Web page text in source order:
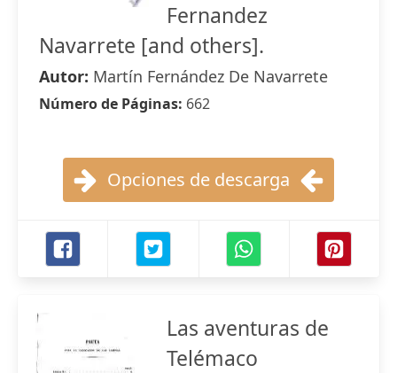
Fernandez
Navarrete [and others].
Autor: Martín Fernández De Navarrete
Número de Páginas: 662
Opciones de descarga
Las aventuras de
Telémaco